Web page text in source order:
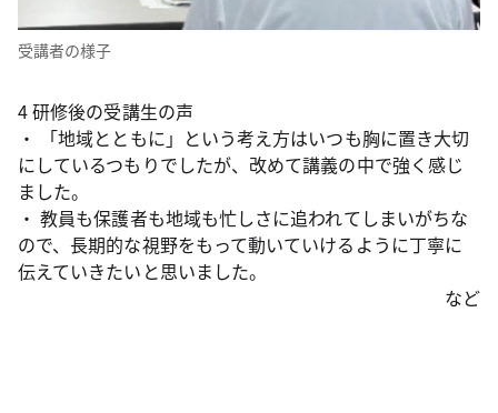
受講者の様子
4 研修後の受講生の声
・ 「地域とともに」という考え方はいつも胸に置き大切
にしているつもりでしたが、改めて講義の中で強く感じ
ました。
・ 教員も保護者も地域も忙しさに追われてしまいがちな
ので、長期的な視野をもって動いていけるように丁寧に
伝えていきたいと思いました。
など